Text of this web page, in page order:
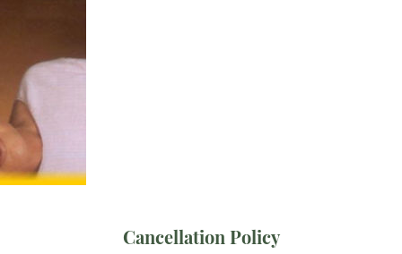
Cancellation Policy